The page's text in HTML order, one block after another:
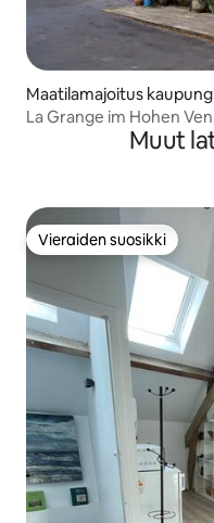
Maatilamajoitus
La Grange im Hohen
Muut
Vieraiden suosikki
Vieraiden suosikki